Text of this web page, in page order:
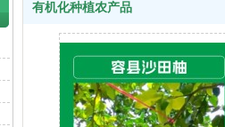
有机化种植农产品